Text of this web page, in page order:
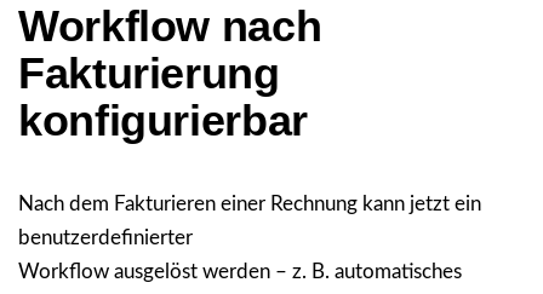
Workflow nach
Fakturierung
konfigurierbar
Nach dem Fakturieren einer Rechnung kann jetzt ein
benutzerdefinierter
Workflow ausgelöst werden – z. B. automatisches